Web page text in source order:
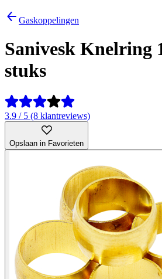
Gaskoppelingen
Sanivesk Knelring
stuks
3.9 / 5 (8 klantreviews)
Opslaan in Favorieten